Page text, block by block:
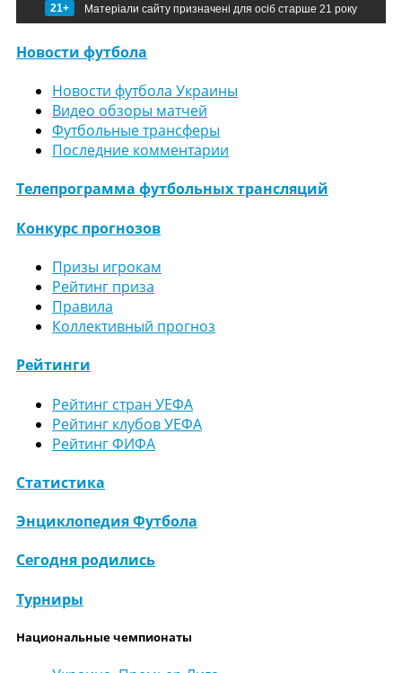
21+ Матеріали сайту призначені для осіб старше 21 року
Новости футбола
Новости футбола Украины
Видео обзоры матчей
Футбольные трансферы
Последние комментарии
Телепрограмма футбольных трансляций
Конкурс прогнозов
Призы игрокам
Рейтинг приза
Правила
Коллективный прогноз
Рейтинги
Рейтинг стран УЕФА
Рейтинг клубов УЕФА
Рейтинг ФИФА
Статистика
Энциклопедия Футбола
Сегодня родились
Турниры
Национальные чемпионаты